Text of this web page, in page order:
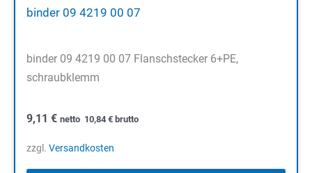
binder 09 4219 00 07
binder 09 4219 00 07 Flanschstecker 6+PE,
schraubklemm
9,11 € netto 10,84 € brutto
zzgl. Versandkosten